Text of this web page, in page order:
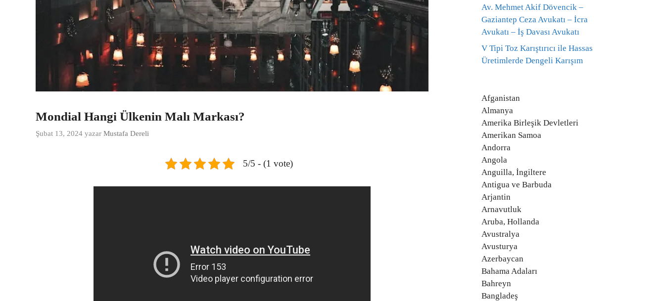
Mondial Hangi Ülkenin Malı Markası?
Şubat 13, 2024 yazar Mustafa Dereli
5/5 - (1 vote)
Av. Mehmet Akif Dövencik –
Gaziantep Ceza Avukatı – İcra
Avukatı – İş Davası Avukatı
V Tipi Toz Karıştırıcı ile Hassas
Üretimlerde Dengeli Karışım
Afganistan
Almanya
Amerika Birleşik Devletleri
Amerikan Samoa
Andorra
Angola
Anguilla, İngiltere
Antigua ve Barbuda
Arjantin
Arnavutluk
Aruba, Hollanda
Avustralya
Avusturya
Azerbaycan
Bahama Adaları
Bahreyn
Bangladeş